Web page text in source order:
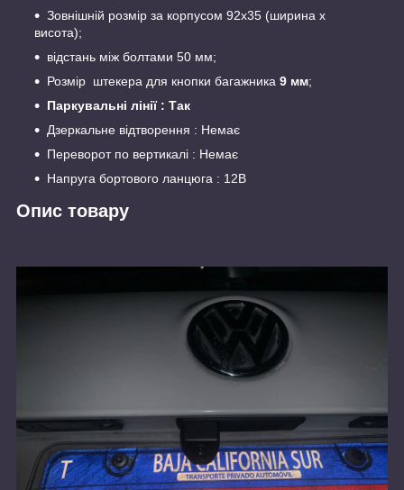
Опис товару
Зовнішній розмір за корпусом 92х35 (ширина х
висота);
відстань між болтами 50 мм;
Розмір штекера для кнопки багажника 9 мм;
Паркувальні лінії : Так
Дзеркальне відтворення : Немає
Переворот по вертикалі : Немає
Напруга бортового ланцюга : 12В